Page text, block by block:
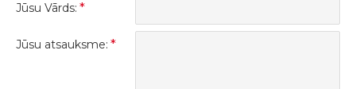
Jūsu Vārds:
Jūsu atsauksme: